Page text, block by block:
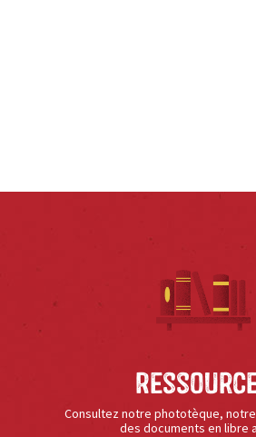
Consultez notre phototèque,
des documents en libre